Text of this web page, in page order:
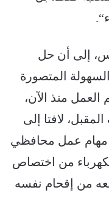
إلى أن حل
المتصورة
منذ الآن،
لافتا إلى
مهام عمل محافظي
من اختصاص
من إقحام نفسه